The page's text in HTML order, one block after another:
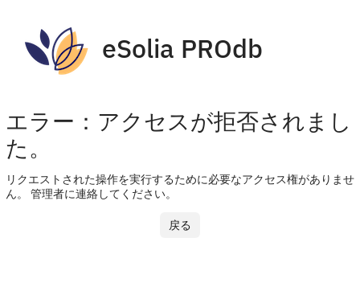
eSolia PROdb
エラー：アクセスが拒否されまし
た。
リクエストされた操作を実行するために必要なアクセス権がありませ
ん。 管理者に連絡してください。
戻る